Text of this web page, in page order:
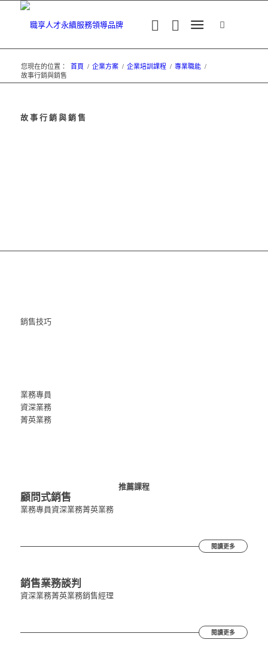
您現在的位置： 首頁 / 企業方案 / 企業培訓課程 / 專業職能 /
故事行銷與銷售
故事行銷與銷售
銷售技巧
業務專員
資深業務
菁英業務
推薦課程
顧問式銷售
業務專員資深業務菁英業務
閱讀更多
銷售業務談判
資深業務菁英業務銷售經理
閱讀更多